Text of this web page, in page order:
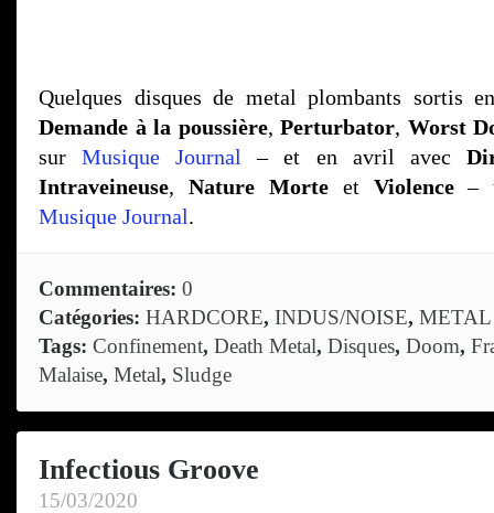
Quelques disques de metal plombants sortis
Demande à la poussière,Perturbator, Worst
surMusique Journal – et en avril avec
Intraveineuse, Nature Morteet Violence–
Musique Journal.
Commentaires: 0
Catégories: HARDCORE, INDUS/NOISE, METAL
Tags: Confinement, Death Metal, Disques, Doom,
Malaise, Metal, Sludge
Infectious Groove
15/03/2020